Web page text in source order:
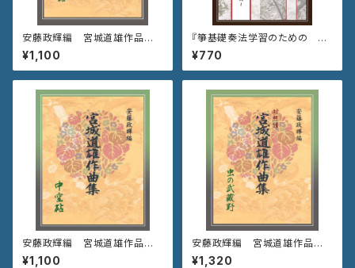
安藤政輝編 宮城道雄作品集
《唐 砧》
¥1,100
『箏基礎奏法学習のための さ
くら～主題と変奏～』
¥770
安藤政輝編 宮城道雄作品集
《中空砧》
¥1,100
安藤政輝編 宮城道雄作品集
《虫の武蔵野》
¥1,320